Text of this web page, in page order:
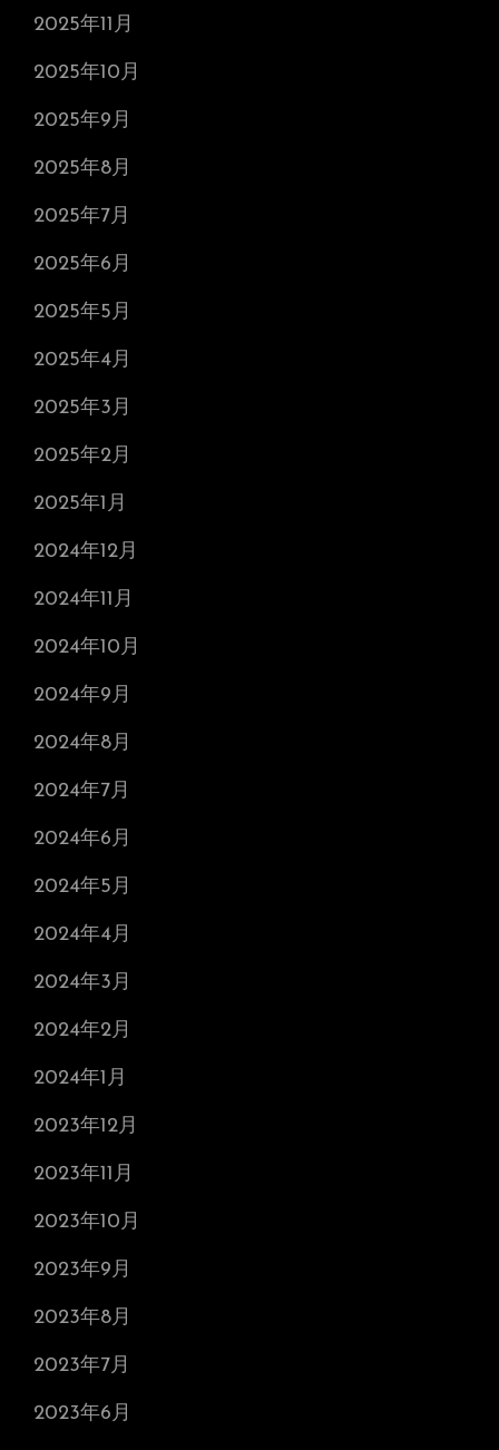
2025年11月
2025年10月
2025年9月
2025年8月
2025年7月
2025年6月
2025年5月
2025年4月
2025年3月
2025年2月
2025年1月
2024年12月
2024年11月
2024年10月
2024年9月
2024年8月
2024年7月
2024年6月
2024年5月
2024年4月
2024年3月
2024年2月
2024年1月
2023年12月
2023年11月
2023年10月
2023年9月
2023年8月
2023年7月
2023年6月